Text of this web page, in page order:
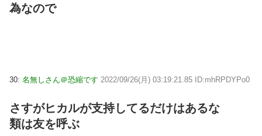
為なので
30: 名無しさん＠恐縮です 2022/09/26(月) 03:19:21.85 ID:mhRPDYPo0
さすがヒカルが支持してるだけはあるな
類は友を呼ぶ